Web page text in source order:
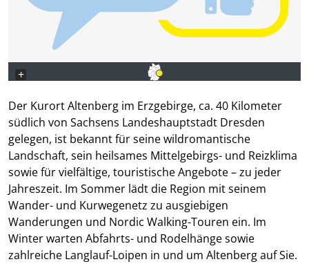
+
Der Kurort Altenberg im Erzgebirge, ca. 40 Kilometer
südlich von Sachsens Landeshauptstadt Dresden
gelegen, ist bekannt für seine wildromantische
Landschaft, sein heilsames Mittelgebirgs- und Reizklima
sowie für vielfältige, touristische Angebote – zu jeder
Jahreszeit. Im Sommer lädt die Region mit seinem
Wander- und Kurwegenetz zu ausgiebigen
Wanderungen und Nordic Walking-Touren ein. Im
Winter warten Abfahrts- und Rodelhänge sowie
zahlreiche Langlauf-Loipen in und um Altenberg auf Sie.